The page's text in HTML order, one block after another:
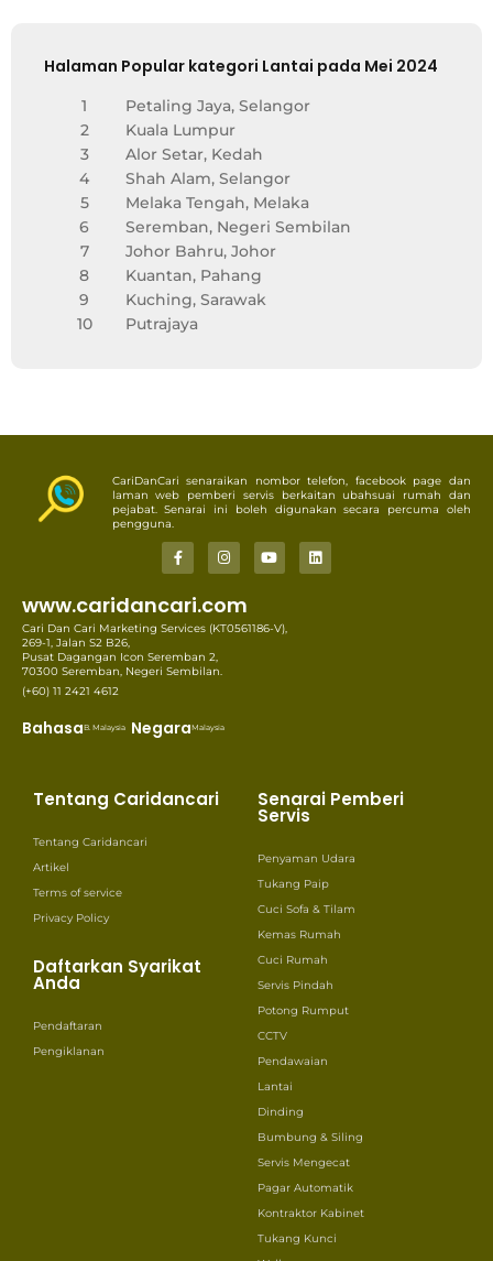
Halaman Popular kategori Lantai pada Mei 2024
1
Petaling Jaya, Selangor
2
Kuala Lumpur
3
Alor Setar, Kedah
4
Shah Alam, Selangor
5
Melaka Tengah, Melaka
6
Seremban, Negeri Sembilan
7
Johor Bahru, Johor
8
Kuantan, Pahang
9
Kuching, Sarawak
10
Putrajaya
CariDanCari senaraikan nombor telefon, facebook page dan
laman web pemberi servis berkaitan ubahsuai rumah dan
pejabat. Senarai ini boleh digunakan secara percuma oleh
pengguna.
www.caridancari.com
Cari Dan Cari Marketing Services (KT0561186-V),
269-1, Jalan S2 B26,
Pusat Dagangan Icon Seremban 2,
70300 Seremban, Negeri Sembilan.
(+60) 11 2421 4612
BahasaB. Malaysia NegaraMalaysia
Tentang Caridancari
Tentang Caridancari
Artikel
Terms of service
Privacy Policy
Daftarkan Syarikat
Anda
Pendaftaran
Pengiklanan
Senarai Pemberi
Servis
Penyaman Udara
Tukang Paip
Cuci Sofa & Tilam
Kemas Rumah
Cuci Rumah
Servis Pindah
Potong Rumput
CCTV
Pendawaian
Lantai
Dinding
Bumbung & Siling
Servis Mengecat
Pagar Automatik
Kontraktor Kabinet
Tukang Kunci